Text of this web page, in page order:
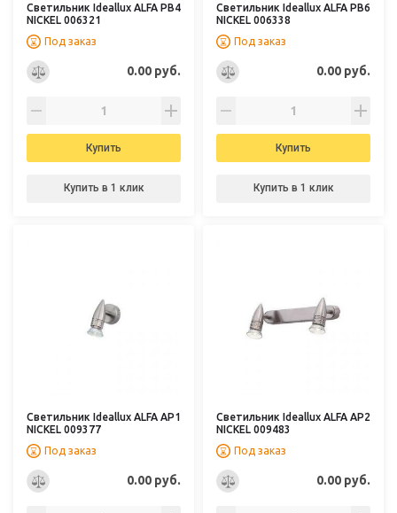
Светильник Ideallux ALFA PB4
NICKEL 006321
Под заказ
0.00 руб.
Купить
Купить в 1 клик
Светильник Ideallux ALFA PB6
NICKEL 006338
Под заказ
0.00 руб.
Купить
Купить в 1 клик
Светильник Ideallux ALFA AP1
NICKEL 009377
Под заказ
0.00 руб.
Светильник Ideallux ALFA AP2
NICKEL 009483
Под заказ
0.00 руб.